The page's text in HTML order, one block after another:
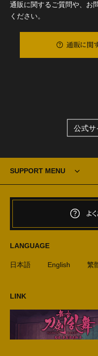
通販に関するご質問や、お
ください。
通販に関
公式サ
SUPPORT MENU
よ
LANGUAGE
日本語 English 繁
LINK